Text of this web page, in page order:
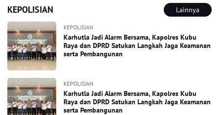
KEPOLISIAN Lainnya
KEPOLISIAN
Karhutla Jadi Alarm Bersama, Kapolres Kubu
Raya dan DPRD Satukan Langkah Jaga Keamanan
serta Pembangunan
KEPOLISIAN
Karhutla Jadi Alarm Bersama, Kapolres Kubu
Raya dan DPRD Satukan Langkah Jaga Keamanan
serta Pembangunan